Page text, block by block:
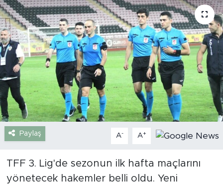
Paylaş A- A+
TFF 3. Lig'de sezonun ilk hafta maçlarını
yönetecek hakemler belli oldu. Yeni
Güncel
Gündem
İnşaat-Emlak
Kültür-Sanat
Sağlık
Spor